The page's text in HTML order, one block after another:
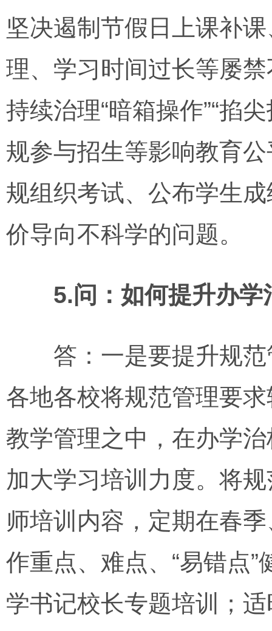
坚决遏制节假日上课补
理、学习时间过长等屡
持续治理“暗箱操作”“掐
规参与招生等影响教育
规组织考试、公布学生
价导向不科学的问题。
5.问：如何提升办
答：一是要提升规范
各地各校将规范管理要
教学管理之中，在办学
加大学习培训力度。将
师培训内容，定期在春
作重点、难点、“易错点
学书记校长专题培训；